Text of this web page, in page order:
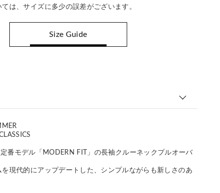
は、サイズに多少の誤差がございます。
Size Guide
番モデル「MODERN FIT」の長袖クルーネックプルオーバ
現代的にアップデートした、シンプルながらも新しさのあ